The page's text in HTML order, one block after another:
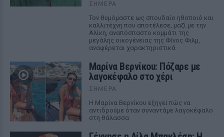
ΣΉΜΕΡΑ
Τον θυμόμαστε ως σπουδαίο ηθοποιό και
καλλιτέχνη που αποτέλεσε, μαζί με την
Αλίκη, αναπόσπαστο κομμάτι της
μεγάλης οικογένειας της Φίνος Φιλμ,
αναφέρεται χαρακτηριστικά
Μαρίνα Βερνίκου: Πόζαρε με
λαγοκέφαλο στο χέρι
ΣΉΜΕΡΑ
Η Μαρίνα Βερνίκου εξηγεί πώς να
αντιδρούμε όταν συναντάμε λαγοκέφαλο
στη θάλασσα